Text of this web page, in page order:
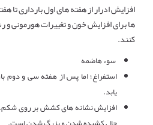
افزایش ادرار از هفته های اول بارداری تا
ها برای افزایش خون و تغییرات هورمونی
کنند.
سوء هاضمه
استفراغ؛ اما پس از هفته سی و
یابد.
افزایش نشانه های کشش بر روی